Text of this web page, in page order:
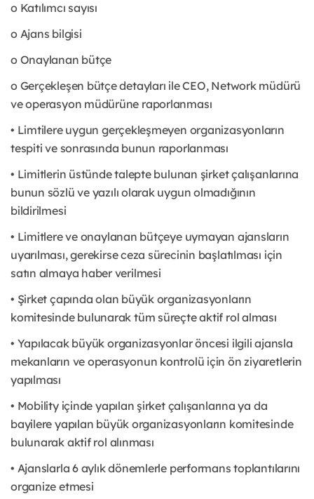
o Katılımcı sayısı
o Ajans bilgisi
o Onaylanan bütçe
o Gerçekleşen bütçe detayları ile CEO, Network müdürü
ve operasyon müdürüne raporlanması
• Limtilere uygun gerçekleşmeyen organizasyonların
tespiti ve sonrasında bunun raporlanması
• Limitlerin üstünde talepte bulunan şirket çalışanlarına
bunun sözlü ve yazılı olarak uygun olmadığının
bildirilmesi
• Limitlere ve onaylanan bütçeye uymayan ajansların
uyarılması, gerekirse ceza sürecinin başlatılması için
satın almaya haber verilmesi
• Şirket çapında olan büyük organizasyonların
komitesinde bulunarak tüm süreçte aktif rol alması
• Yapılacak büyük organizasyonlar öncesi ilgili ajansla
mekanların ve operasyonun kontrolü için ön ziyaretlerin
yapılması
• Mobility içinde yapılan şirket çalışanlarına ya da
bayilere yapılan büyük organizasyonların komitesinde
bulunarak aktif rol alınması
• Ajanslarla 6 aylık dönemlerle performans toplantılarını
organize etmesi